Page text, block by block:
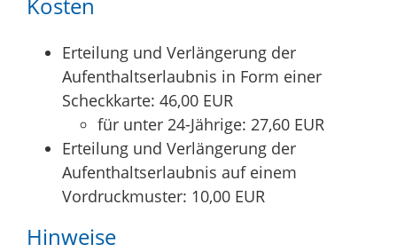
Erteilung und Verlängerung der
Aufenthaltserlaubnis in Form einer
Scheckkarte: 46,00 EUR
für unter 24-Jährige: 27,60 EUR
Erteilung und Verlängerung der
Aufenthaltserlaubnis auf einem
Vordruckmuster: 10,00 EUR
Hinweise